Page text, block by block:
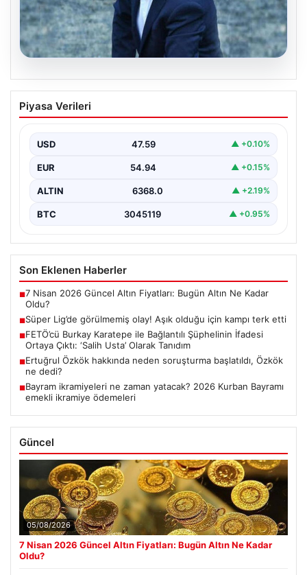
Ertuğrul Özkök hakkında neden
soruşturma başlatıldı, Özkök ne dedi?
açıldı, Özkök ne dedi?”, “content”: “ Gazeteci Ertuğrul…
Piyasa Verileri
USD 47.59 ▲ +0.10%
EUR 54.94 ▲ +0.15%
ALTIN 6368.0 ▲ +2.19%
BTC 3045119 ▲ +0.95%
Son Eklenen Haberler
■7 Nisan 2026 Güncel Altın Fiyatları: Bugün Altın Ne Kadar
Oldu?
■Süper Lig’de görülmemiş olay! Aşık olduğu için kampı terk etti
■FETÖ’cü Burkay Karatepe ile Bağlantılı Şüphelinin İfadesi
Ortaya Çıktı: ‘Salih Usta’ Olarak Tanıdım
■Ertuğrul Özkök hakkında neden soruşturma başlatıldı, Özkök
ne dedi?
■Bayram ikramiyeleri ne zaman yatacak? 2026 Kurban Bayramı
emekli ikramiye ödemeleri
Güncel
05/08/2026
7 Nisan 2026 Güncel Altın Fiyatları: Bugün Altın Ne Kadar
Oldu?